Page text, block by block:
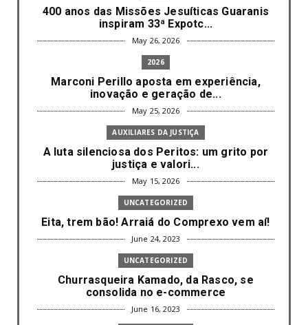
400 anos das Missões Jesuíticas Guaranis
inspiram 33ª Expotc...
May 26, 2026
2026
Marconi Perillo aposta em experiência,
inovação e geração de...
May 25, 2026
AUXILIARES DA JUSTIÇA
A luta silenciosa dos Peritos: um grito por
justiça e valori...
May 15, 2026
UNCATEGORIZED
Eita, trem bão! Arraiá do Comprexo vem aí!
June 24, 2023
UNCATEGORIZED
Churrasqueira Kamado, da Rasco, se
consolida no e-commerce
June 16, 2023